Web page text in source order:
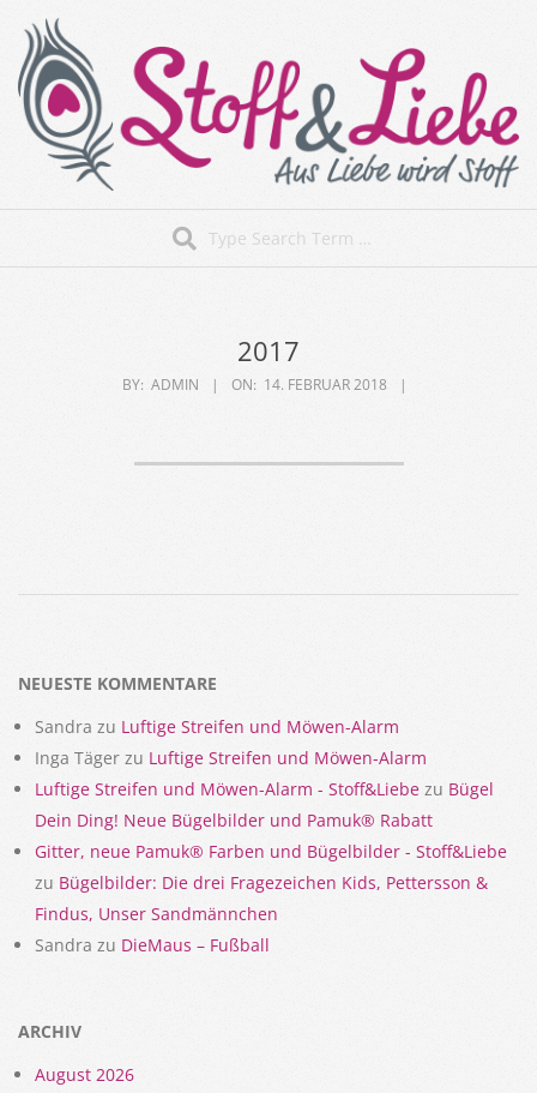
content
Stoff&Liebe
2017
BY: ADMIN ON: 14. FEBRUAR 2018
NEUESTE KOMMENTARE
Sandra zu Luftige Streifen und Möwen-Alarm
Inga Täger zu Luftige Streifen und Möwen-Alarm
Luftige Streifen und Möwen-Alarm - Stoff&Liebe zu Bügel
Dein Ding! Neue Bügelbilder und Pamuk® Rabatt
Gitter, neue Pamuk® Farben und Bügelbilder - Stoff&Liebe
zu Bügelbilder: Die drei Fragezeichen Kids, Pettersson &
Findus, Unser Sandmännchen
Sandra zu DieMaus – Fußball
ARCHIV
August 2026